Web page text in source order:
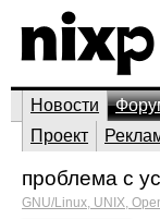
Новости
Проект
проблема с
GNU/Linux, UNIX,